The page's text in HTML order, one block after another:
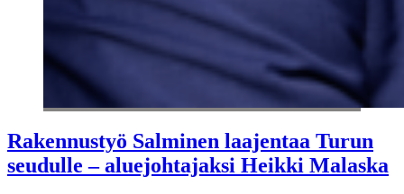
Rakennustyö Salminen laajentaa Turun
seudulle – aluejohtajaksi Heikki Malaska